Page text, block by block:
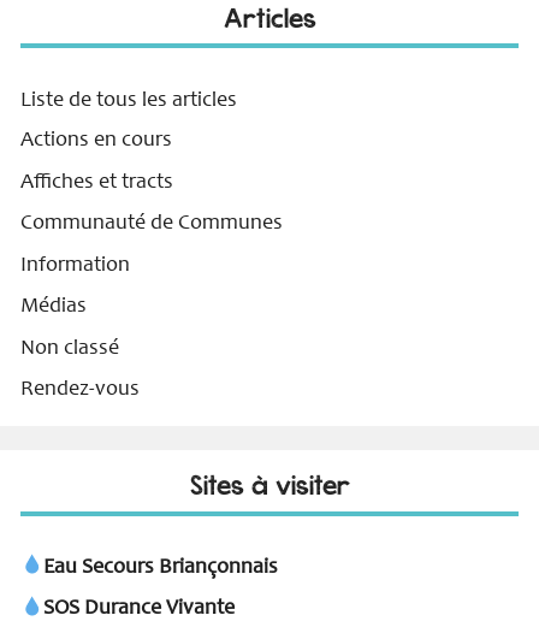
Articles
Liste de tous les articles
Actions en cours
Affiches et tracts
Communauté de Communes
Information
Médias
Non classé
Rendez-vous
Sites à visiter
Eau Secours Briançonnais
SOS Durance Vivante